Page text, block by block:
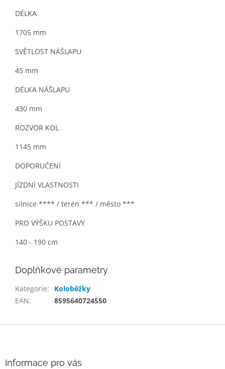
DÉLKA
1705 mm
SVĚTLOST NÁŠLAPU
45 mm
DÉLKA NÁŠLAPU
430 mm
ROZVOR KOL
1145 mm
DOPORUČENÍ
JÍZDNÍ VLASTNOSTI
silnice **** / terén *** / město ***
PRO VÝŠKU POSTAVY
140 - 190 cm
Doplňkové parametry
Kategorie:
Koloběžky
EAN: 8595640724550
Informace pro vás